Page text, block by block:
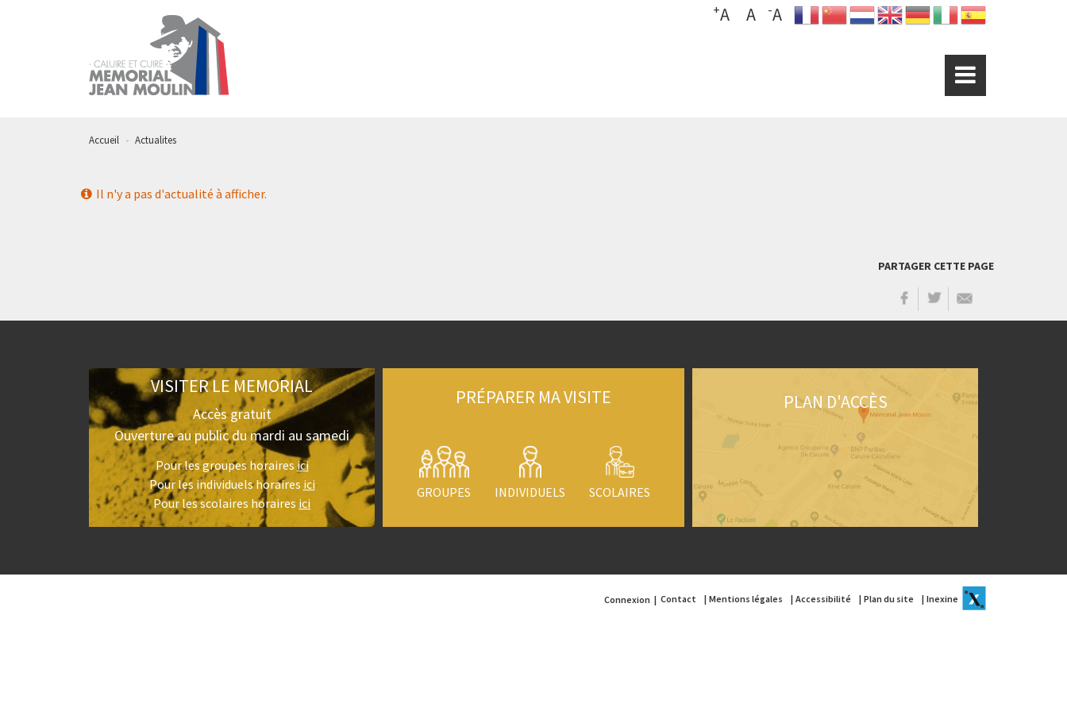
-A
A
+A
Accueil Actualites
Il n'y a pas d'actualité à afficher.
PARTAGER CETTE PAGE
VISITER LE MEMORIAL
Accès gratuit
Ouverture au public du mardi au samedi
Pour les groupes horaires ici
Pour les individuels horaires ici
Pour les scolaires horaires ici
PRÉPARER MA VISITE
GROUPES INDIVIDUELS SCOLAIRES
PLAN D'ACCÈS
Contact Mentions légales Accessibilité Plan du site Inexine
Connexion